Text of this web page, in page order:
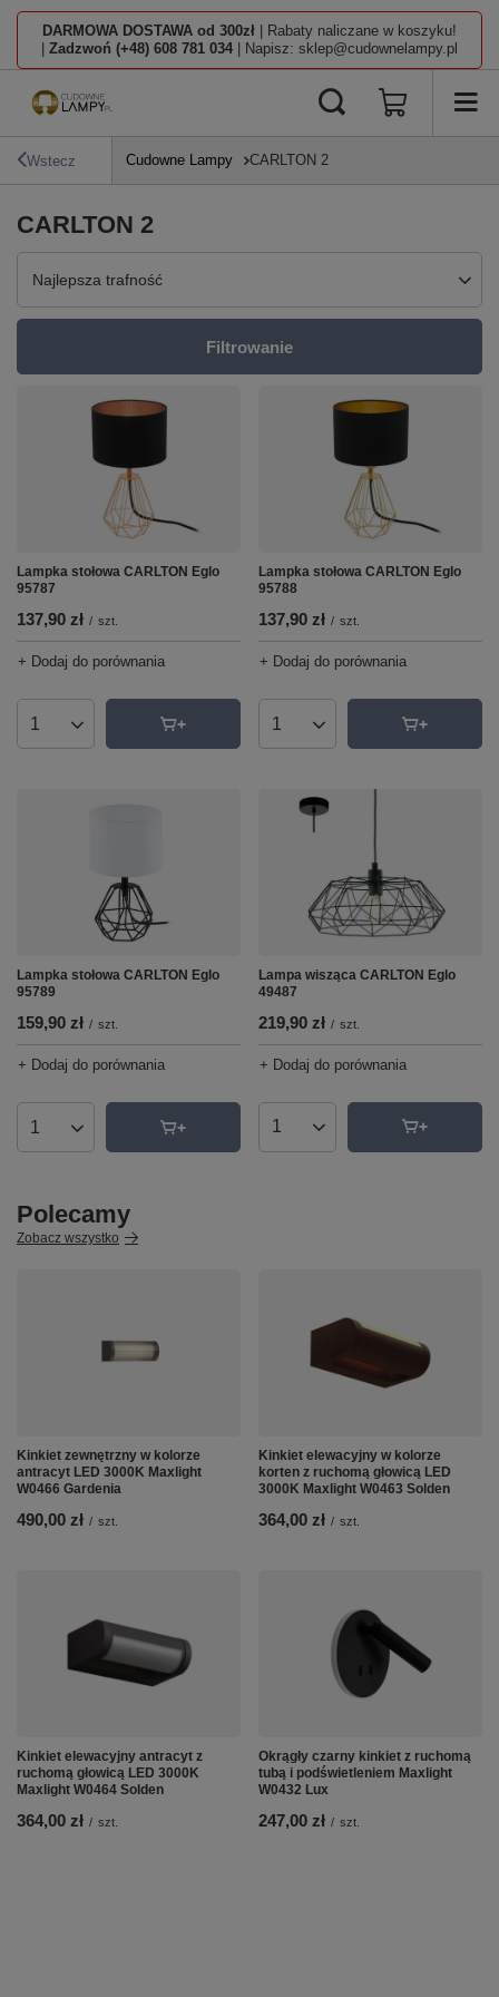
DARMOWA DOSTAWA od 300zł | Rabaty naliczane w koszyku!
Zadzwoń (+48) 608 781 034 | Napisz: sklep@cudownelampy.pl
Wstecz Cudowne Lampy CARLTON 2
CARLTON 2
Zmień sortowanie
Najlepsza trafność
Filtrowanie
Lampka stołowa CARLTON Eglo
95787
137,90 zł / szt.
+ Dodaj do porównania
Ilość produktów
Lampka stołowa CARLTON Eglo
95788
137,90 zł / szt.
+ Dodaj do porównania
Ilość produktów
Lampka stołowa CARLTON Eglo
95789
159,90 zł / szt.
+ Dodaj do porównania
Ilość produktów
Lampa wisząca CARLTON Eglo
49487
219,90 zł / szt.
+ Dodaj do porównania
Ilość produktów
Polecamy
Zobacz wszystko
Kinkiet zewnętrzny w kolorze
antracyt LED 3000K Maxlight
W0466 Gardenia
490,00 zł / szt.
Kinkiet elewacyjny w kolorze
korten z ruchomą głowicą LED
3000K Maxlight W0463 Solden
364,00 zł / szt.
Kinkiet elewacyjny antracyt z
ruchomą głowicą LED 3000K
Maxlight W0464 Solden
364,00 zł / szt.
Okrągły czarny kinkiet z ruchomą
tubą i podświetleniem Maxlight
W0432 Lux
247,00 zł / szt.